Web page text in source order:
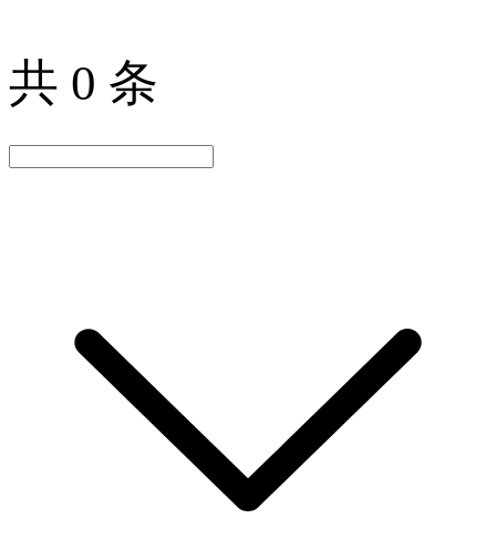
共 0 条